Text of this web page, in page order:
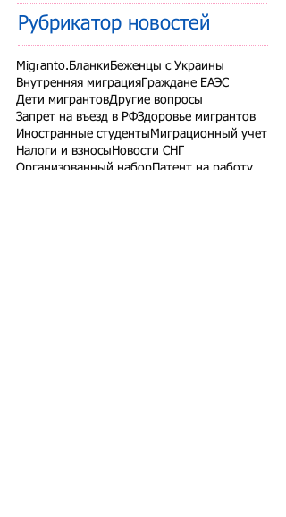
Рубрикатор новостей
Migranto.Бланки Беженцы с Украины
Внутренняя миграцияГраждане ЕАЭС
Дети мигрантовДругие вопросы
Запрет на въезд в РФЗдоровье мигрантов
Иностранные студенты Миграционный учет
Налоги и взносы Новости СНГ
Организованный наборПатент на работу